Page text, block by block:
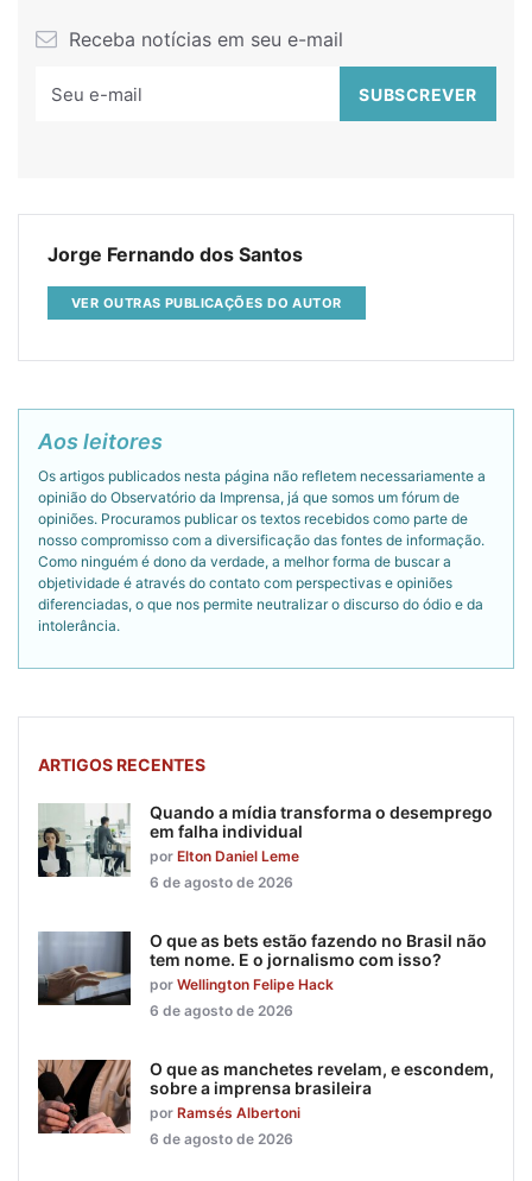
Receba notícias em seu e-mail
Jorge Fernando dos Santos
VER OUTRAS PUBLICAÇÕES DO AUTOR
Aos leitores
Os artigos publicados nesta página não refletem necessariamente a
opinião do Observatório da Imprensa, já que somos um fórum de
opiniões. Procuramos publicar os textos recebidos como parte de
nosso compromisso com a diversificação das fontes de informação.
Como ninguém é dono da verdade, a melhor forma de buscar a
objetividade é através do contato com perspectivas e opiniões
diferenciadas, o que nos permite neutralizar o discurso do ódio e da
intolerância.
ARTIGOS RECENTES
Quando a mídia transforma o desemprego
em falha individual
por Elton Daniel Leme
6 de agosto de 2026
O que as bets estão fazendo no Brasil não
tem nome. E o jornalismo com isso?
por Wellington Felipe Hack
6 de agosto de 2026
O que as manchetes revelam, e escondem,
sobre a imprensa brasileira
por Ramsés Albertoni
6 de agosto de 2026